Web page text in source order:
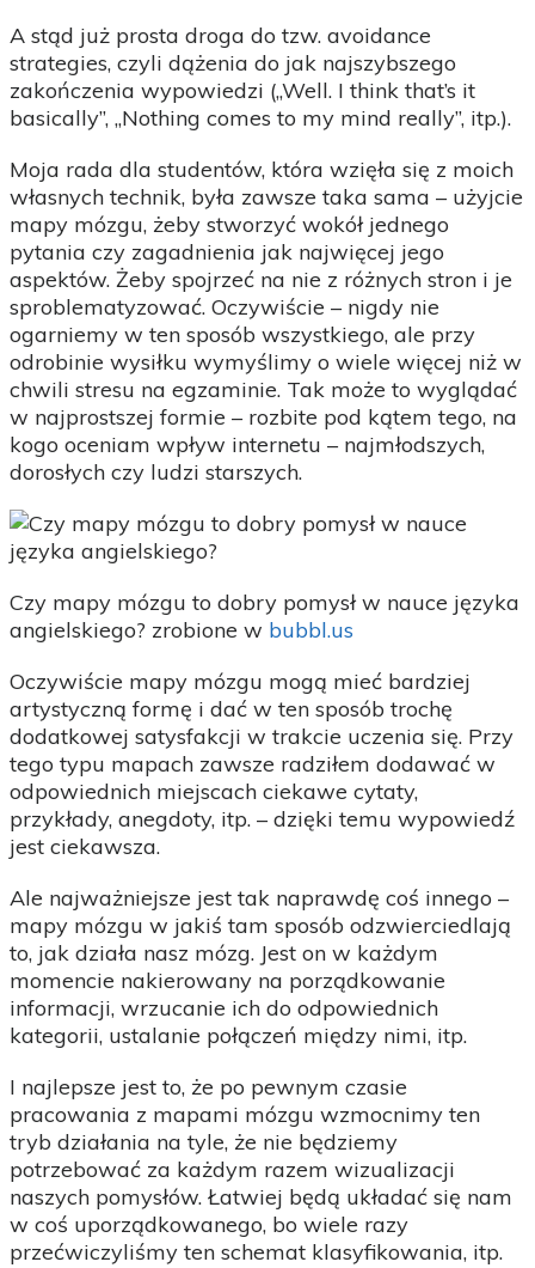
A stąd już prosta droga do tzw. avoidance
strategies, czyli dążenia do jak najszybszego
zakończenia wypowiedzi („Well. I think that’s it
basically”, „Nothing comes to my mind really”, itp.).
Moja rada dla studentów, która wzięła się z moich
własnych technik, była zawsze taka sama – użyjcie
mapy mózgu, żeby stworzyć wokół jednego
pytania czy zagadnienia jak najwięcej jego
aspektów. Żeby spojrzeć na nie z różnych stron i je
sproblematyzować. Oczywiście – nigdy nie
ogarniemy w ten sposób wszystkiego, ale przy
odrobinie wysiłku wymyślimy o wiele więcej niż w
chwili stresu na egzaminie. Tak może to wyglądać
w najprostszej formie – rozbite pod kątem tego, na
kogo oceniam wpływ internetu – najmłodszych,
dorosłych czy ludzi starszych.
Czy mapy mózgu to dobry pomysł w nauce języka
angielskiego? zrobione w bubbl.us
Oczywiście mapy mózgu mogą mieć bardziej
artystyczną formę i dać w ten sposób trochę
dodatkowej satysfakcji w trakcie uczenia się. Przy
tego typu mapach zawsze radziłem dodawać w
odpowiednich miejscach ciekawe cytaty,
przykłady, anegdoty, itp. – dzięki temu wypowiedź
jest ciekawsza.
Ale najważniejsze jest tak naprawdę coś innego –
mapy mózgu w jakiś tam sposób odzwierciedlają
to, jak działa nasz mózg. Jest on w każdym
momencie nakierowany na porządkowanie
informacji, wrzucanie ich do odpowiednich
kategorii, ustalanie połączeń między nimi, itp.
I najlepsze jest to, że po pewnym czasie
pracowania z mapami mózgu wzmocnimy ten
tryb działania na tyle, że nie będziemy
potrzebować za każdym razem wizualizacji
naszych pomysłów. Łatwiej będą układać się nam
w coś uporządkowanego, bo wiele razy
przećwiczyliśmy ten schemat klasyfikowania, itp.